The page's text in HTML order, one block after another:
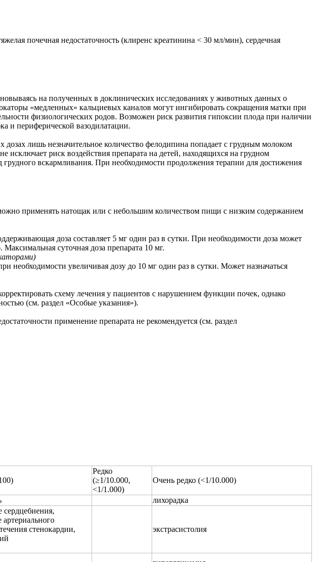
почечная недостаточность (клиренс креатинина < 30 мл/мин), сердечная
на полученных в доклинических исследованиях у животных данных о
«медленных» кальциевых каналов могут ингибировать сокращения матки при
физиологических родов. Возможен риск развития гипоксии плода при наличии
и периферической вазодилатации.
лишь незначительное количество фелодипина попадает с грудным молоком
риск воздействия препарата на детей, находящихся на грудном
вскармливания. При необходимости продолжения терапии для достижения
применять натощак или с небольшим количеством пищи с низким содержанием
доза составляет 5 мг один раз в сутки. При необходимости доза может
суточная доза препарата 10 мг.
необходимости увеличивая дозу до 10 мг один раз в сутки. Может назначаться
схему лечения у пациентов с нарушением функции почек, однако
(cм. раздел «Особые указания»).
применение препарата не рекомендуется (см. раздел
Редко
(≥1/10.000,
<1/1.000)
Очень редко (<1/10.000)
лихорадка
стенокардии,
экстрасистолия